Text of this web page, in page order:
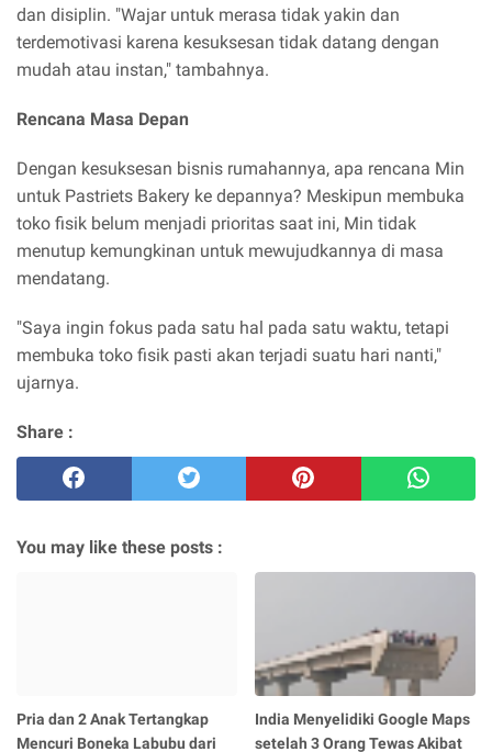
dan disiplin. "Wajar untuk merasa tidak yakin dan
terdemotivasi karena kesuksesan tidak datang dengan
mudah atau instan," tambahnya.
Rencana Masa Depan
Dengan kesuksesan bisnis rumahannya, apa rencana Min
untuk Pastriets Bakery ke depannya? Meskipun membuka
toko fisik belum menjadi prioritas saat ini, Min tidak
menutup kemungkinan untuk mewujudkannya di masa
mendatang.
"Saya ingin fokus pada satu hal pada satu waktu, tetapi
membuka toko fisik pasti akan terjadi suatu hari nanti,"
ujarnya.
Share :
You may like these posts :
Pria dan 2 Anak Tertangkap
Mencuri Boneka Labubu dari
India Menyelidiki Google Maps
setelah 3 Orang Tewas Akibat